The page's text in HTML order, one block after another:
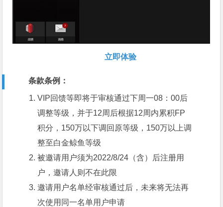
立即体验
条款条例：
VIP回馈等即将于审核通过下周一08：00后
调整等级，并于12周后根据12周内累积FP
积分，150万以下调回原等级，150万以上调
整至白金鲸鱼等级
被邀请用户须为2022/8/24（含）后注册用
户，邀请人则不在此限
邀请用户名单经审核通过后，未来将无法再
次使用同一名单用户申请